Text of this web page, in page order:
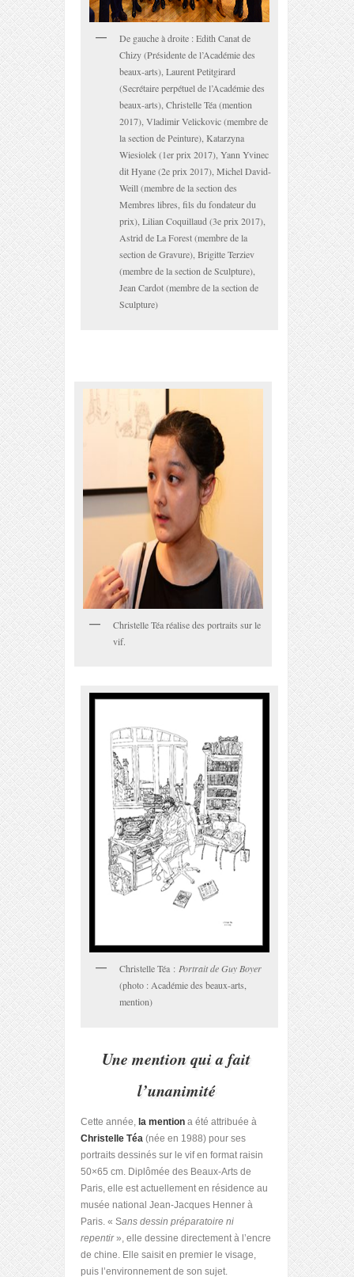
De gauche à droite : Edith Canat de
Chizy (Présidente de l’Académie des
beaux-arts), Laurent Petitgirard
(Secrétaire perpétuel de l’Académie des
beaux-arts), Christelle Téa (mention
2017), Vladimir Velickovic (membre de
la section de Peinture), Katarzyna
Wiesiolek (1erprix 2017), Yann Yvinec
dit Hyane (2eprix 2017), Michel David-
Weill (membre de la section des
Membres libres, fils du fondateur du
prix), Lilian Coquillaud (3eprix 2017),
Astrid de La Forest (membre de la
section de Gravure), Brigitte Terziev
(membre de la section de Sculpture),
Jean Cardot (membre de la section de
Sculpture)
Christelle Téa réalise des portraits sur le
vif.
Christelle Téa : Portrait de Guy Boyer
(photo : Académie des beaux-arts,
mention)
Une mention qui a fait
l’unanimité
Cette année, la mention a été attribuée à
Christelle Téa (née en 1988) pour ses
portraits dessinés sur le vif en format raisin
50×65 cm. Diplômée des Beaux-Arts de
Paris, elle est actuellement en résidence au
musée national Jean-Jacques Henner à
Paris. « Sans dessin préparatoire ni
repentir», elle dessine directement à l’encre
de chine. Elle saisit en premier le visage,
puis l’environnement de son sujet.